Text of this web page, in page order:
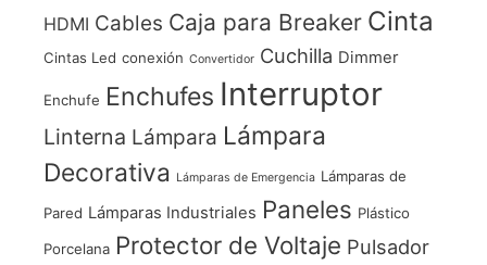
HDMI Cables Caja para Breaker Cinta
Cintas Led conexión Convertidor Cuchilla Dimmer
Enchufe Enchufes Interruptor
Linterna Lámpara Lámpara
Decorativa
Lámparas de Emergencia Lámparas de
Pared Lámparas Industriales Paneles Plástico
Porcelana Protector de Voltaje Pulsador